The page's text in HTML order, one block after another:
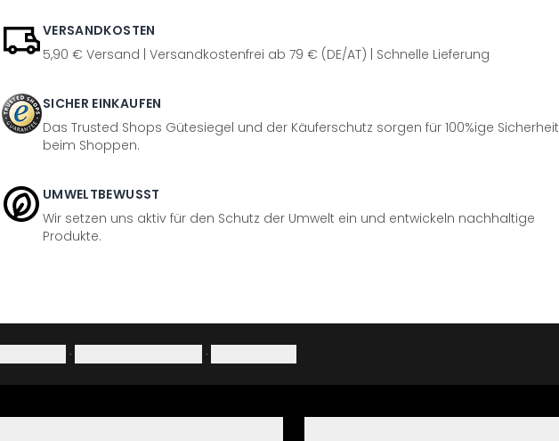
VERSANDKOSTEN
5,90 € Versand | Versandkostenfrei ab 79 € (DE/AT) | Schnelle Lieferung
SICHER EINKAUFEN
Das Trusted Shops Gütesiegel und der Käuferschutz sorgen für 100%ige Sicherheit
beim Shoppen.
UMWELTBEWUSST
Wir setzen uns aktiv für den Schutz der Umwelt ein und entwickeln nachhaltige
Produkte.
· ·